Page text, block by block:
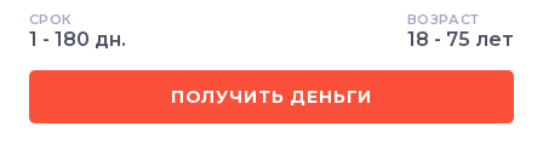
СРОК
1 - 180 дн.
ВОЗРАСТ
18 - 75 лет
ПОЛУЧИТЬ ДЕНЬГИ